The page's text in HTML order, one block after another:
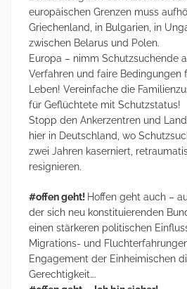
europäischen Grenzen muss
Griechenland, in Bulgarien, in
zwischen Belarus und Polen.
Europa – nimm Schutzsuchende
Verfahren und faire Bedingungen
Leben! Vereinfache die
für Geflüchtete mit Schutzstatus!
Stopp den Ankerzentren und
hier in Deutschland, wo
zwei Jahren kaserniert,
resignieren.
#offen geht! Hoffen geht auch –
der sich neu konstituierenden
einen stärkeren politischen
Migrations- und
Engagement der Einheimischen
Gerechtigkeit….